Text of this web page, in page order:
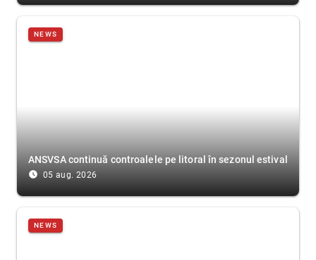
NEWS
ANSVSA continuă controalele pe litoral în sezonul estival
access_time_filled 05 aug. 2026
NEWS